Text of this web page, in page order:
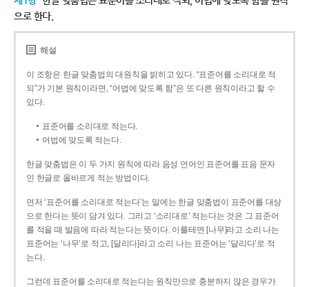
으로 한다.
해설
이 조항은 한글 맞춤법의 대원칙을 밝히고 있다. “표준어를 소리대로 적
되”가 기본 원칙이라면, “어법에 맞도록 함”은 또 다른 원칙이라고 할 수
있다.
표준어를 소리대로 적는다.
어법에 맞도록 적는다.
한글 맞춤법은 이 두 가지 원칙에 따라 음성 언어인 표준어를 표음 문자
인 한글로 올바르게 적는 방법이다.
먼저 ‘표준어를 소리대로 적는다’는 말에는 한글 맞춤법이 표준어를 대상
으로 한다는 뜻이 담겨 있다. 그리고 ‘소리대로’ 적는다는 것은 그 표준어
를 적을 때 발음에 따라 적는다는 뜻이다. 이를테면 [나무]라고 소리 나는
표준어는 ‘나무’로 적고, [달리다]라고 소리 나는 표준어는 ‘달리다’로 적
는다.
그런데 표준어를 소리대로 적는다는 원칙만으로 충분하지 않은 경우가